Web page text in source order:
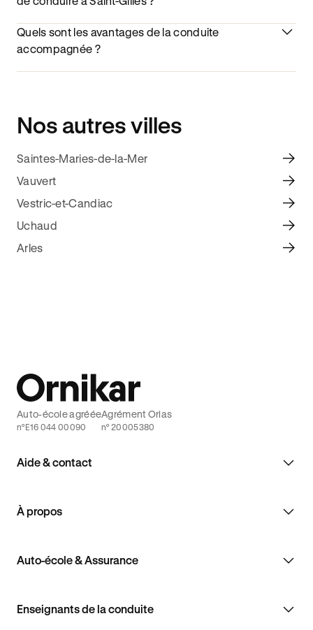
Quels sont les avantages de la conduite
accompagnée ?
Nos autres villes
Saintes-Maries-de-la-Mer
Vauvert
Vestric-et-Candiac
Uchaud
Arles
Aide & contact
À propos
Auto-école & Assurance
Enseignants de la conduite
Auto-école agréée
n°E16 044 00090
Agrément Orias
n° 20005380